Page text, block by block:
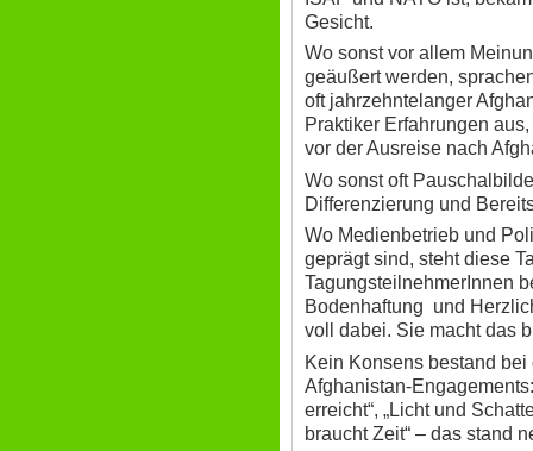
Gesicht.
Wo sonst vor allem
geäußert werden,
oft jahrzehntelanger
Praktiker Erfahrungen
vor der Ausreise nach
Wo sonst oft
Differenzierung und
Wo Medienbetrieb und
geprägt sind, steht diese
TagungsteilnehmerInnen
Bodenhaftung und
voll dabei. Sie macht das
Kein Konsens bestand
Afghanistan-
erreicht“, „Licht und
braucht Zeit“ – das stand